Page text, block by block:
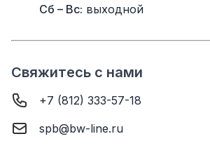
Сб – Вс: выходной
Свяжитесь с нами
+7 (812) 333-57-18
spb@bw-line.ru